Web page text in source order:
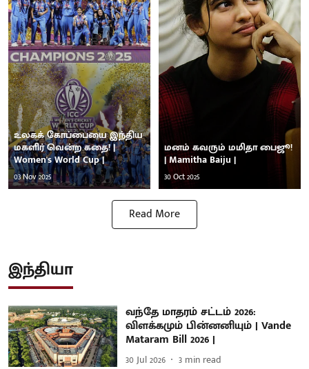
உலகக் கோப்பையை இந்திய
மகளிர் வென்ற கதை! |
Women's World Cup |
03 Nov 2025
மனம் கவரும் மமிதா பைஜூ!
| Mamitha Baiju |
30 Oct 2025
Read More
இந்தியா
வந்தே மாதரம் சட்டம் 2026:
விளக்கமும் பின்னனியும் | Vande
Mataram Bill 2026 |
30 Jul 2026 3 min read